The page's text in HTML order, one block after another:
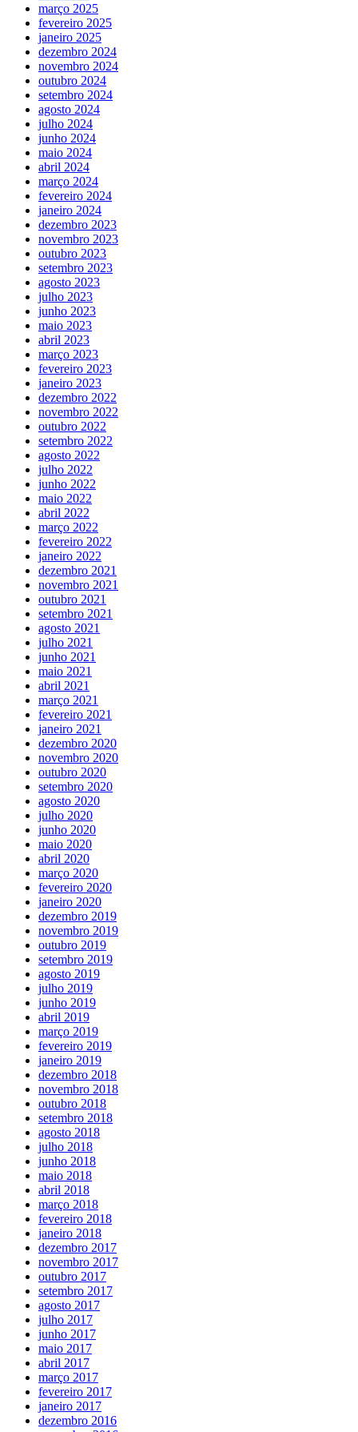
março 2025
fevereiro 2025
janeiro 2025
dezembro 2024
novembro 2024
outubro 2024
setembro 2024
agosto 2024
julho 2024
junho 2024
maio 2024
abril 2024
março 2024
fevereiro 2024
janeiro 2024
dezembro 2023
novembro 2023
outubro 2023
setembro 2023
agosto 2023
julho 2023
junho 2023
maio 2023
abril 2023
março 2023
fevereiro 2023
janeiro 2023
dezembro 2022
novembro 2022
outubro 2022
setembro 2022
agosto 2022
julho 2022
junho 2022
maio 2022
abril 2022
março 2022
fevereiro 2022
janeiro 2022
dezembro 2021
novembro 2021
outubro 2021
setembro 2021
agosto 2021
julho 2021
junho 2021
maio 2021
abril 2021
março 2021
fevereiro 2021
janeiro 2021
dezembro 2020
novembro 2020
outubro 2020
setembro 2020
agosto 2020
julho 2020
junho 2020
maio 2020
abril 2020
março 2020
fevereiro 2020
janeiro 2020
dezembro 2019
novembro 2019
outubro 2019
setembro 2019
agosto 2019
julho 2019
junho 2019
abril 2019
março 2019
fevereiro 2019
janeiro 2019
dezembro 2018
novembro 2018
outubro 2018
setembro 2018
agosto 2018
julho 2018
junho 2018
maio 2018
abril 2018
março 2018
fevereiro 2018
janeiro 2018
dezembro 2017
novembro 2017
outubro 2017
setembro 2017
agosto 2017
julho 2017
junho 2017
maio 2017
abril 2017
março 2017
fevereiro 2017
janeiro 2017
dezembro 2016